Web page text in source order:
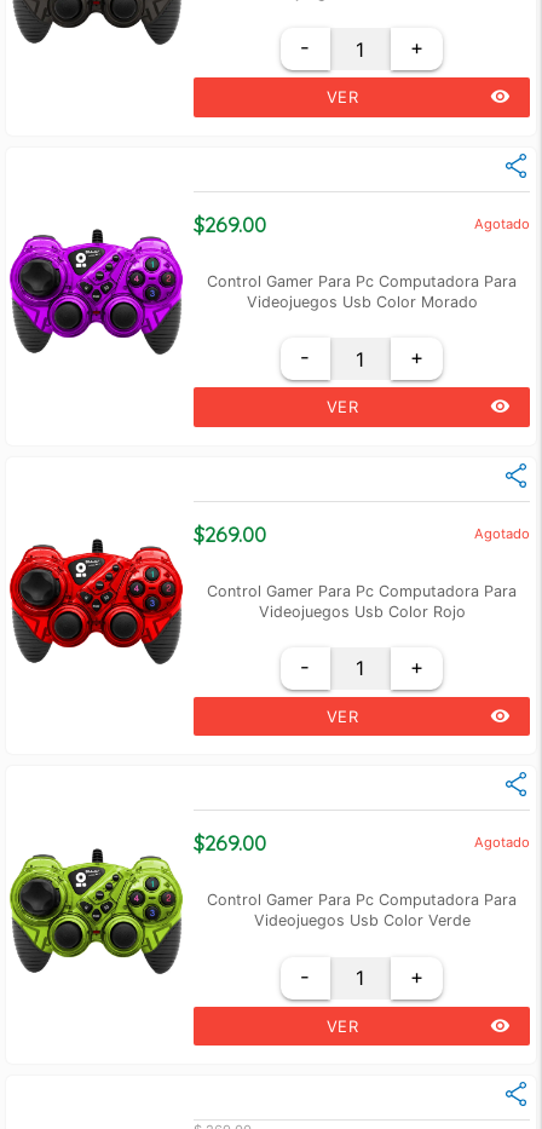
- +
VER remove_red_eye
$269.00 Agotado
Control Gamer Para Pc Computadora Para
Videojuegos Usb Color Morado
- +
VER remove_red_eye
$269.00 Agotado
Control Gamer Para Pc Computadora Para
Videojuegos Usb Color Rojo
- +
VER remove_red_eye
$269.00 Agotado
Control Gamer Para Pc Computadora Para
Videojuegos Usb Color Verde
- +
VER remove_red_eye